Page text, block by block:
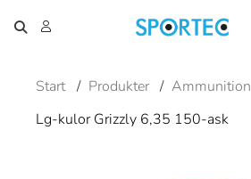
Start / Produkter / Ammunition
Lg-kulor Grizzly 6,35 150-ask